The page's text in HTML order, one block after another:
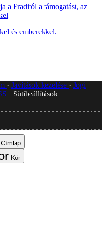
a Fraditól a támogatást, az
és emberekkel.
Javítások kezelése
Jogi
Sütibeállítások
Címlap
Kör